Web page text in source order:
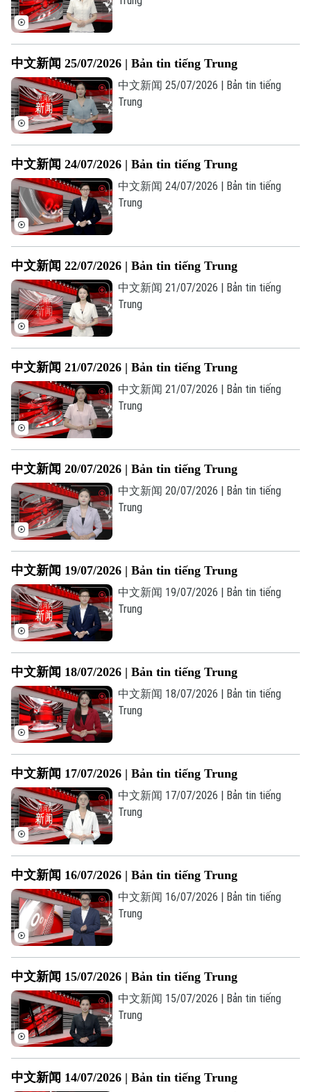
Theo dõi Hà Nội On
Liên hệ đường dây nóng (bấm để gọi)
Tòa soạn
0865.116.699 (hotline)
Tòa soạn
中文新闻 25/07/2026 | Bản tin tiếng Trung
中文新闻 25/07/2026 | Bản tin tiếng
Trung
中文新闻 24/07/2026 | Bản tin tiếng Trung
中文新闻 24/07/2026 | Bản tin tiếng
Trung
中文新闻 22/07/2026 | Bản tin tiếng Trung
中文新闻 21/07/2026 | Bản tin tiếng
Trung
中文新闻 21/07/2026 | Bản tin tiếng Trung
中文新闻 21/07/2026 | Bản tin tiếng
Trung
中文新闻 20/07/2026 | Bản tin tiếng Trung
中文新闻 20/07/2026 | Bản tin tiếng
Trung
中文新闻 19/07/2026 | Bản tin tiếng Trung
中文新闻 19/07/2026 | Bản tin tiếng
Trung
中文新闻 18/07/2026 | Bản tin tiếng Trung
中文新闻 18/07/2026 | Bản tin tiếng
Trung
中文新闻 17/07/2026 | Bản tin tiếng Trung
中文新闻 17/07/2026 | Bản tin tiếng
Trung
中文新闻 16/07/2026 | Bản tin tiếng Trung
中文新闻 16/07/2026 | Bản tin tiếng
Trung
中文新闻 15/07/2026 | Bản tin tiếng Trung
中文新闻 15/07/2026 | Bản tin tiếng
Trung
中文新闻 14/07/2026 | Bản tin tiếng Trung